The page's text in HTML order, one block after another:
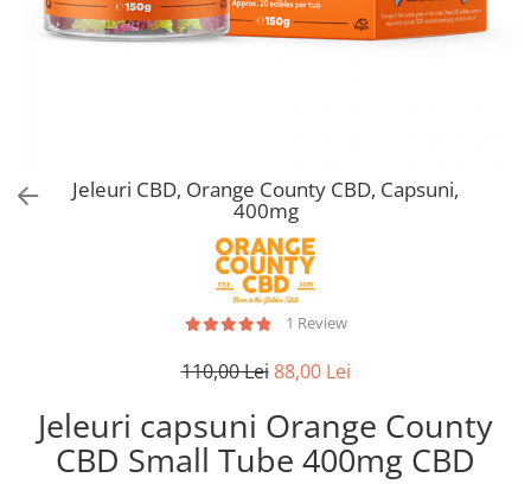
Jeleuri CBD, Orange County CBD, Capsuni,
400mg
1 Review
110,00 Lei 88,00 Lei
Jeleuri capsuni Orange County
CBD Small Tube 400mg CBD